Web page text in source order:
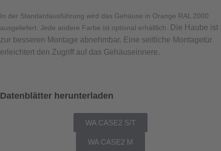
In der Standardausführung wird das Gehäuse in Orange RAL 2000
ausgeliefert. Jede andere Farbe ist optional erhältlich. Die Haube ist
zur besseren Montage abnehmbar. Eine seitliche Montagetür
erleichtert den Zugriff auf das Gehäuseinnere.
Datenblätter herunterladen
WA CASE2 S/T
WA CASE2 M